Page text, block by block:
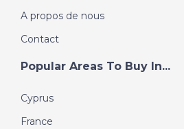
A propos de nous
Contact
Popular Areas To Buy In...
Cyprus
France